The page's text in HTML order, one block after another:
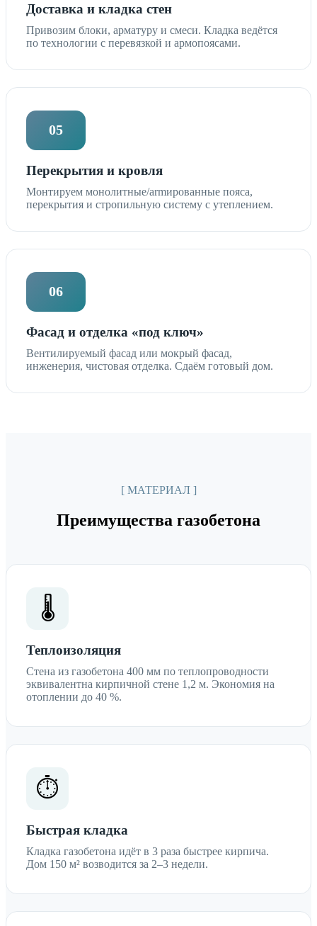
Доставка и кладка стен
Привозим блоки, арматуру и смеси. Кладка ведётся
по технологии с перевязкой и армопоясами.
05
Перекрытия и кровля
Монтируем монолитные/armированные пояса,
перекрытия и стропильную систему с утеплением.
06
Фасад и отделка «под ключ»
Вентилируемый фасад или мокрый фасад,
инженерия, чистовая отделка. Сдаём готовый дом.
[ МАТЕРИАЛ ]
Преимущества газобетона
🌡️
Теплоизоляция
Стена из газобетона 400 мм по теплопроводности
эквивалентна кирпичной стене 1,2 м. Экономия на
отоплении до 40 %.
⏱️
Быстрая кладка
Кладка газобетона идёт в 3 раза быстрее кирпича.
Дом 150 м² возводится за 2–3 недели.